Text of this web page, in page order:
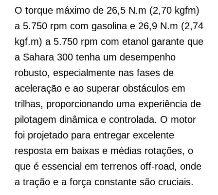
O torque máximo de 26,5 N.m (2,70 kgfm)
a 5.750 rpm com gasolina e 26,9 N.m (2,74
kgf.m) a 5.750 rpm com etanol garante que
a Sahara 300 tenha um desempenho
robusto, especialmente nas fases de
aceleração e ao superar obstáculos em
trilhas, proporcionando uma experiência de
pilotagem dinâmica e controlada. O motor
foi projetado para entregar excelente
resposta em baixas e médias rotações, o
que é essencial em terrenos off-road, onde
a tração e a força constante são cruciais.